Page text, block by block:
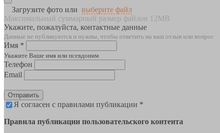
Загрузите фото или выберите файл
Максимальный суммарный размер файлов 12MB
Укажите, пожалуйста, контактные данные
Данные не публикуются и нужны, чтобы ответить на ваш отзыв или вопрос
Имя *
Укажите Ваше имя или псевдоним
Телефон
Email
Отправить
Я согласен с правилами публикации *
Правила публикации пользовательского контента